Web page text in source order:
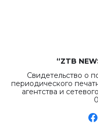
“ZTB
Свидетельство о
периодического
агентства и